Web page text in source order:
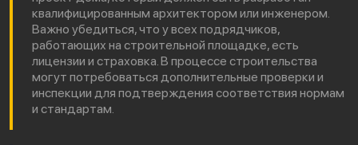
квалифицированным архитектором или инженером.
Важно убедиться, что у всех подрядчиков,
работающих на строительной площадке, есть
лицензии и страховка. В процессе строительства
могут потребоваться дополнительные проверки и
инспекции для подтверждения соответствия нормам
и стандартам.